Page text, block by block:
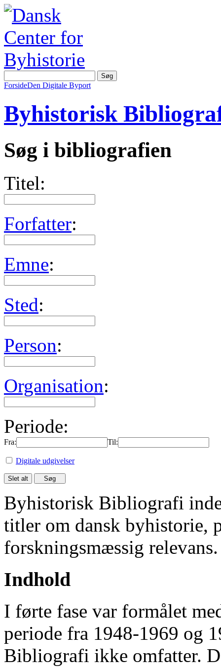
ForsideDen Digitale Byport
Byhistorisk
Søg i bibliografien
Titel:
Forfatter:
Emne:
Sted:
Person:
Organisation:
Periode:
Fra: Til:
Digitale udgivelser
Byhistorisk Bibliografi
titler om dansk byhistorie,
forskningsmæssig relevans.
Indhold
I førte fase var formålet
periode fra 1948-1969 og
Bibliografi ikke omfatter.